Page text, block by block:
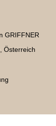
GRIFFNER
Österreich